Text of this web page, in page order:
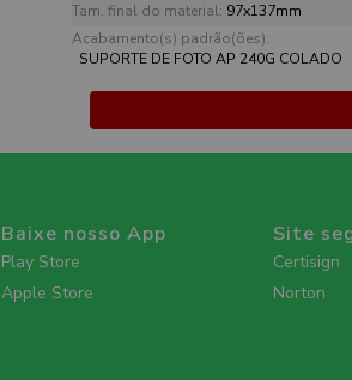
Tam. final do material: 97x137mm
Acabamento(s) padrão(ões):
SUPORTE DE FOTO AP 240G COLADO
Baixe nosso App
Play Store
Apple Store
Site
Certisign
Norton